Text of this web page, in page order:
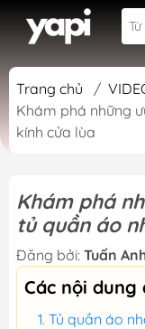
Trang chủ /
Khám phá những
kính cửa lùa
Khám phá
tủ quần áo
Đăng bởi: Tuấn
Các nội dung
Tủ quần áo